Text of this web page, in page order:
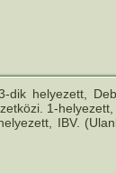
dik helyezett,
1-
IBV.